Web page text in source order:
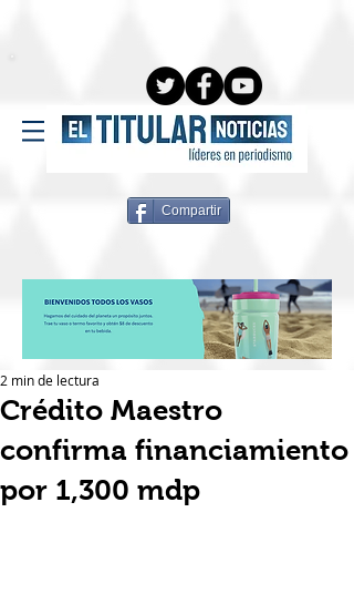
Compartir
Crédito Maestro
confirma financiamiento
por 1,300 mdp
2 min de lectura